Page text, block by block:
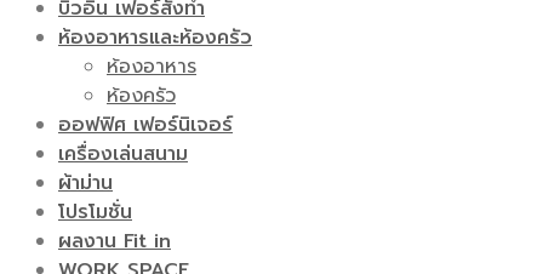
บิ้วอิน เฟอร์สั่งทำ
ห้องอาหารและห้องครัว
ห้องอาหาร
ห้องครัว
ออฟฟิศ เฟอร์นิเจอร์
เครื่องเล่นสนาม
ผ้าม่าน
โปรโมชั่น
ผลงาน Fit in